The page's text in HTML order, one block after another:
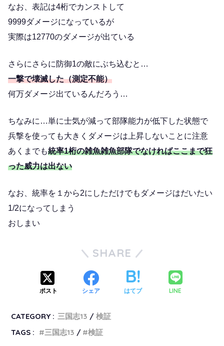
なお、表記は4桁でカンストして
9999ダメージになっているが
実際は12770のダメージが出ている
さらにさらに防御1の敵にぶち込むと…
一撃で壊滅した（測定不能）
何万ダメージ出ているんだろう…
ちなみに…単に士気が減って部隊能力が低下した状態で
兵撃を使っても大きくダメージは上昇しないことに注意
あくまでも統率1桁の雑魚雑魚部隊でなければここまで狂
った威力は出ない
なお、統率を１から2にしただけでもダメージはだいたい
1/2になってしまう
おしまい
SHARE
ポスト シェア はてブ LINE
CATEGORY : 三国志13
検証
TAGS :
三国志13 検証